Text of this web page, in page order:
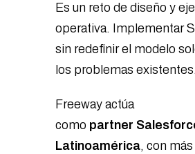
Es un reto de diseño y
operativa. Implementar
sin redefinir el modelo
los problemas existentes.
Freeway actúa
como partner
Latinoamérica, con